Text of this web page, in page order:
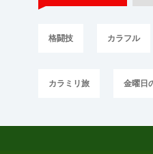
格闘技 カラフル
カラミリ旅 金曜日